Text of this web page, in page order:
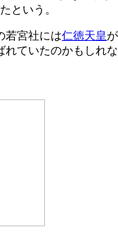
という。
若宮社には仁徳天皇が
れていたのかもしれな